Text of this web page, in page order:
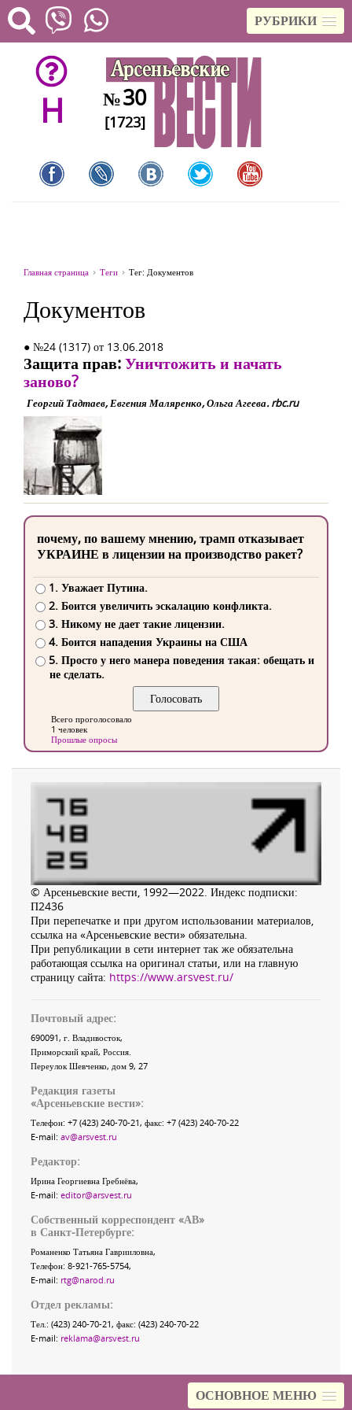
РУБРИКИ
ОСНОВНОЕ МЕНЮ
H №30
[1723]
Главная страница Теги Тег: Документов
Документов
● №24 (1317) от 13.06.2018
Защита прав:Уничтожить и начать
заново?
Георгий Тадтаев, Евгения Маляренко, Ольга Агеева. rbc.ru
почему, по вашему мнению, трамп отказывает
УКРАИНЕ в лицензии на производство ракет?
1. Уважает Путина.
2. Боится увеличить эскалацию конфликта.
3. Никому не дает такие лицензии.
4. Боится нападения Украины на США
5. Просто у него манера поведения такая: обещать и
не сделать.
Всего проголосовало
1 человек
Прошлые опросы
© Арсеньевские вести, 1992—2022. Индекс подписки:
П2436
При перепечатке и при другом использовании материалов,
ссылка на «Арсеньевские вести» обязательна.
При републикации в сети интернет так же обязательна
работающая ссылка на оригинал статьи, или на главную
страницу сайта: https://www.arsvest.ru/
Почтовый адрес:
690091, г. Владивосток,
Приморский край, Россия
Переулок Шевченко, дом 9, 27
Редакция газеты
«Арсеньевские вести»:
Телефон: +7 (423) 240-70-21, факс: +7 (423) 240-70-22
E-mail: av@arsvest.ru
Редактор:
Ирина Георгиевна Гребнёва,
E-mail: editor@arsvest.ru
Собственный корреспондент «АВ»
в Санкт-Петербурге:
Романенко Татьяна Гаврииловна,
Телефон: 8-921-765-5754,
E-mail: rtg@narod.ru
Отдел рекламы:
Тел.: (423) 240-70-21, факс: (423) 240-70-22
E-mail: reklama@arsvest.ru